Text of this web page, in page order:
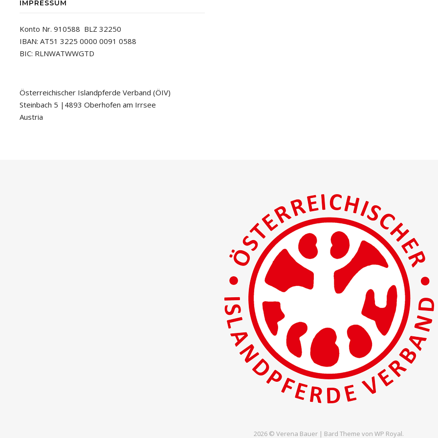
IMPRESSUM
Konto Nr. 910588 BLZ 32250
IBAN: AT51 3225 0000 0091 0588
BIC: RLNWATWWGTD
Österreichischer Islandpferde Verband (ÖIV)
Steinbach 5 |4893 Oberhofen am Irrsee
Austria
2026 © Verena Bauer | Bard Theme von WP Royal.